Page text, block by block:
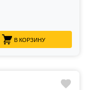
В КОРЗИНУ